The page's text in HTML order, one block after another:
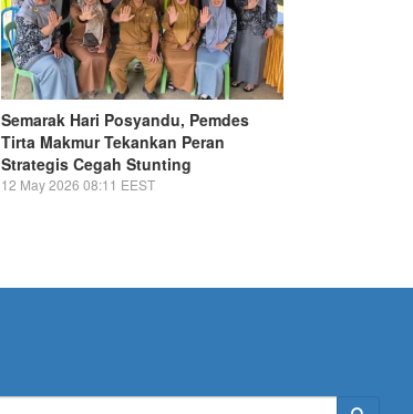
Semarak Hari Posyandu, Pemdes
Tirta Makmur Tekankan Peran
Strategis Cegah Stunting
12 May 2026 08:11 EEST